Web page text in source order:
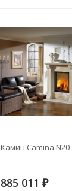
Камин Camina N20
885 011 ₽